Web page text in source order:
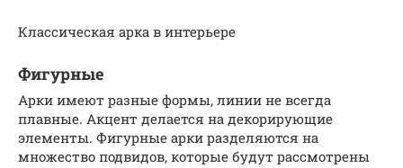
Классическая арка в интерьере
Фигурные
Арки имеют разные формы, линии не всегда
плавные. Акцент делается на декорирующие
элементы. Фигурные арки разделяются на
множество подвидов, которые будут рассмотрены